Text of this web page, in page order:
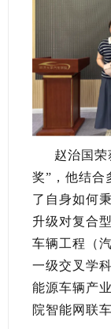
赵治国
奖”，他结合
了自身如何
升级对复合
车辆工程（
一级交叉学
能源车辆产
院智能网联